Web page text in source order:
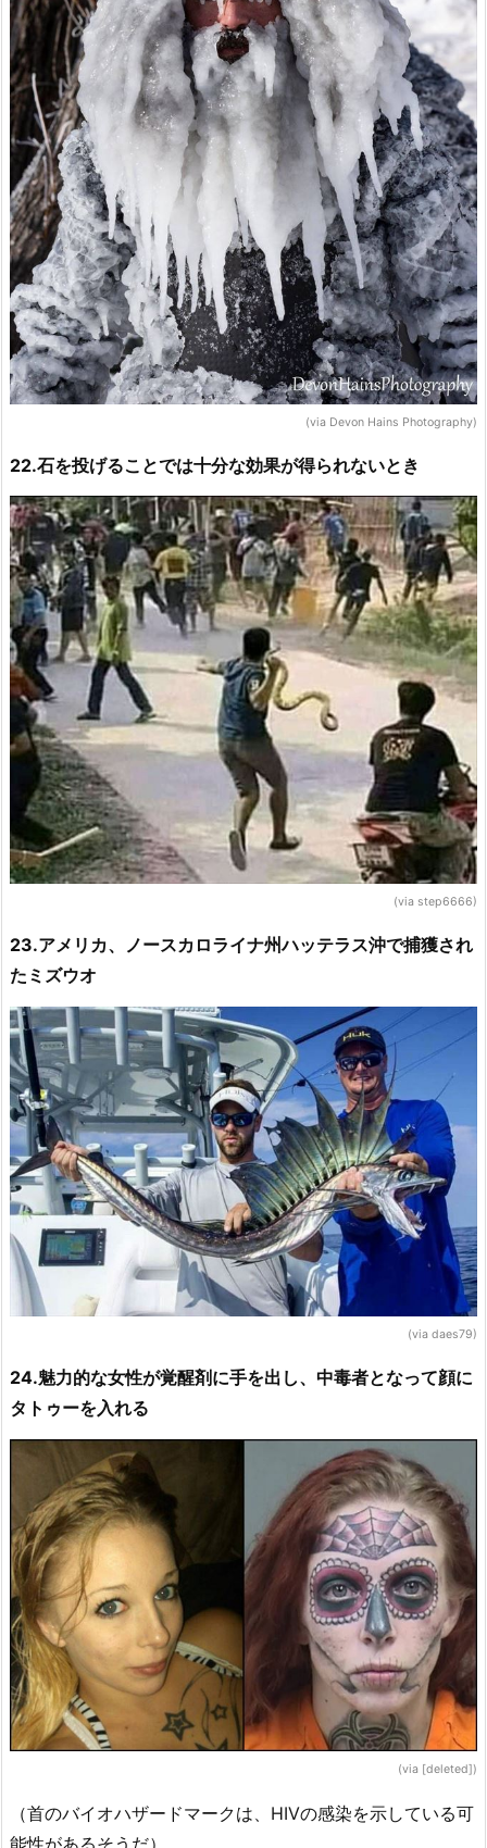
(via Devon Hains Photography)
22.石を投げることでは十分な効果が得られないとき
(via step6666)
23.アメリカ、ノースカロライナ州ハッテラス沖で捕獲され
たミズウオ
(via daes79)
24.魅力的な女性が覚醒剤に手を出し、中毒者となって顔に
タトゥーを入れる
(via [deleted])
（首のバイオハザードマークは、HIVの感染を示している可
能性があるそうだ）